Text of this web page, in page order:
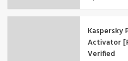
Kaspersky
Activator
Verified